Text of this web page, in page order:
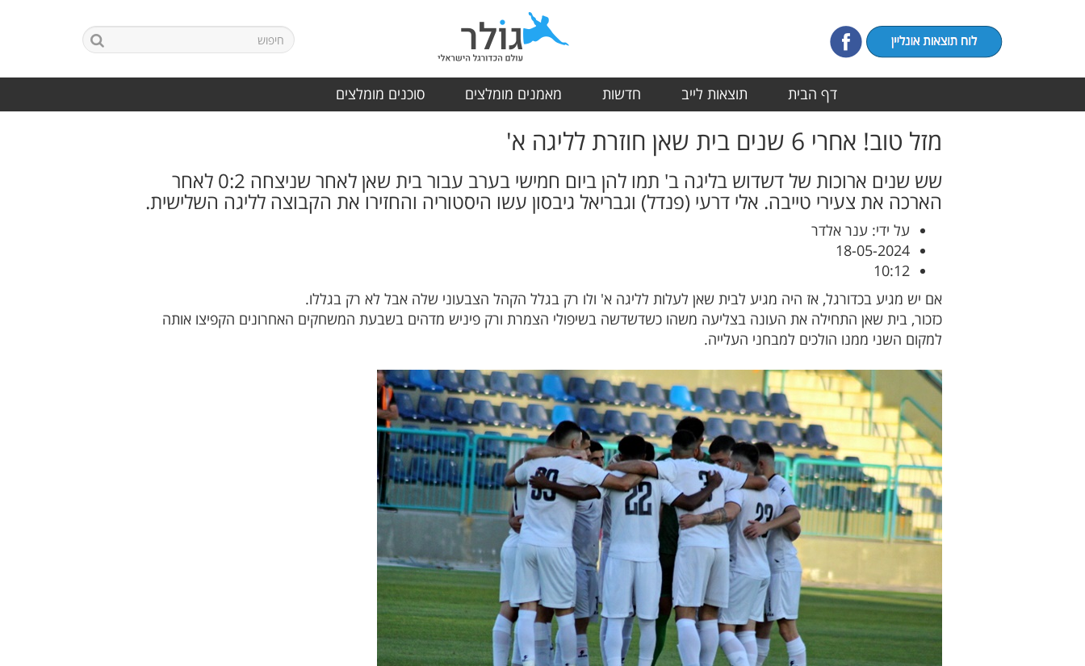
דף הבית תוצאות לייב חדשות מאמנים מומלצים סוכנים מומלצים
מזל טוב! אחרי 6 שנים בית שאן חוזרת לליגה א'
שש שנים ארוכות של דשדוש בליגה ב' תמו להן ביום חמישי בערב עבור בית שאן לאחר שניצחה 0:2 לאחר
הארכה את צעירי טייבה. אלי דרעי (פנדל) וגבריאל גיבסון עשו היסטוריה והחזירו את הקבוצה לליגה השלישית.
על ידי: ענר אלדר
18-05-2024
10:12
אם יש מגיע בכדורגל, אז היה מגיע לבית שאן לעלות לליגה א' ולו רק בגלל הקהל הצבעוני שלה אבל לא רק בגללו.
כזכור, בית שאן התחילה את העונה בצליעה משהו כשדשדשה בשיפולי הצמרת ורק פיניש מדהים בשבעת המשחקים האחרונים הקפיצו אותה
למקום השני ממנו הולכים למבחני העלייה.